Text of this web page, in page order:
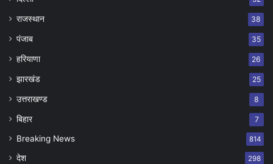
राजस्थान 38
पंजाब 35
हरियाणा 26
झारखंड 25
उत्तराखण्ड 8
बिहार 7
Breaking News 814
देश 298